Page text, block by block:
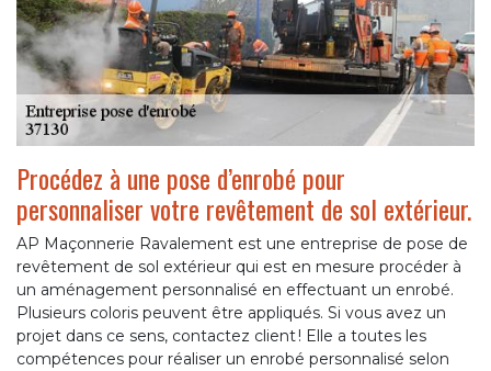
Procédez à une pose d’enrobé pour
personnaliser votre revêtement de sol extérieur.
AP Maçonnerie Ravalement est une entreprise de pose de
revêtement de sol extérieur qui est en mesure procéder à
un aménagement personnalisé en effectuant un enrobé.
Plusieurs coloris peuvent être appliqués. Si vous avez un
projet dans ce sens, contactez client ! Elle a toutes les
compétences pour réaliser un enrobé personnalisé selon